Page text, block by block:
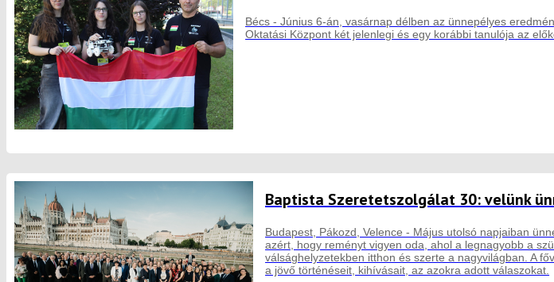
Bécs - Június 6-án, vasárnap délben az ünnepélyes
Oktatási Központ két jelenlegi és egy korábbi tanulója az
Baptista Szeretetszolgálat 30: velünk
Budapest, Pákozd, Velence - Május utolsó napjaiban
azért, hogy reményt vigyen oda, ahol a legnagyobb a
válsághelyzetekben itthon és szerte a nagyvilágban. A
a jövő történéseit, kihívásait, az azokra adott válaszokat.